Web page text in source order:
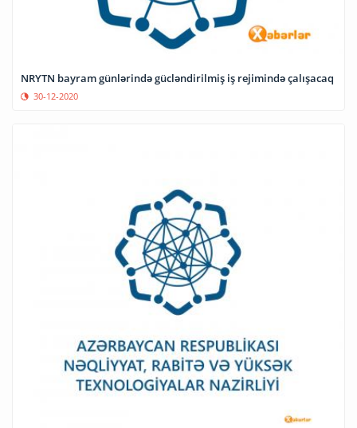
NRYTN bayram günlərində gücləndirilmiş iş rejimində çalışacaq
30-12-2020